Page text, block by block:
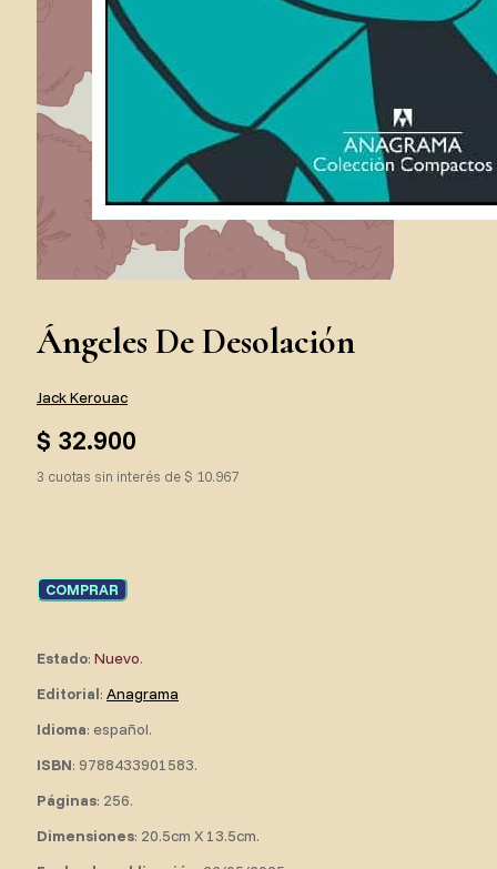
Ángeles De Desolación
Jack Kerouac
$ 32.900
3 cuotas sin interés de $ 10.967
COMPRAR
Estado: Nuevo.
Editorial: Anagrama
Idioma: español.
ISBN: 9788433901583.
Páginas: 256.
Dimensiones: 20.5cm X 13.5cm.